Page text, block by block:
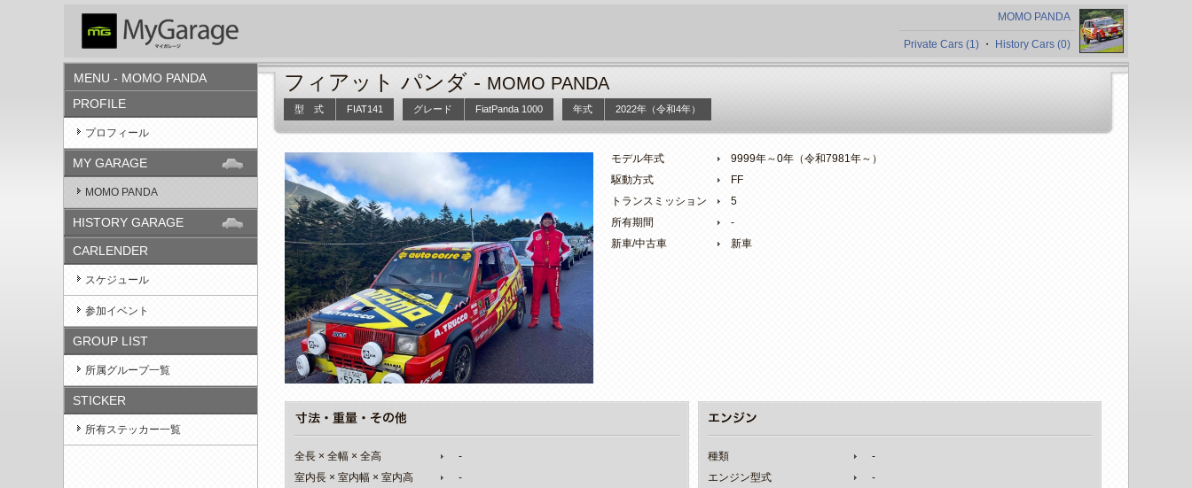
MOMO PANDA
Private Cars (1) ・ History Cars (0)
MENU - MOMO PANDA
PROFILE
プロフィール
MY GARAGE
MOMO PANDA
HISTORY GARAGE
CARLENDER
スケジュール
参加イベント
GROUP LIST
所属グループ一覧
STICKER
所有ステッカー一覧
フィアット パンダ - MOMO PANDA
型 式 FIAT141 グレード FiatPanda 1000 年式 2022年（令和4年）
モデル年式
9999年～0年（令和7981年～）
駆動方式
FF
トランスミッション
5
所有期間
-
新車/中古車
新車
全長 × 全幅 × 全高
-
室内長 × 室内幅 × 室内高
-
種類
-
エンジン型式
-